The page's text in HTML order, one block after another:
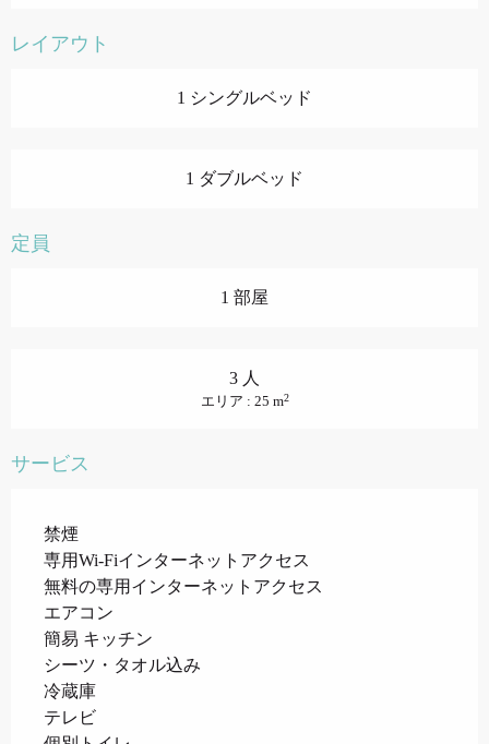
レイアウト
1 シングルベッド
1 ダブルベッド
定員
1 部屋
3 人
エリア : 25 m2
サービス
禁煙
専用Wi-Fiインターネットアクセス
無料の専用インターネットアクセス
エアコン
簡易 キッチン
シーツ・タオル込み
冷蔵庫
テレビ